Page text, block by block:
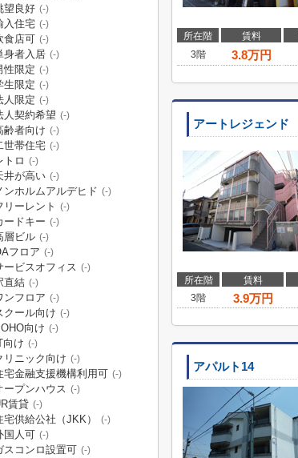
所在階 賃料
3階
3.8万円
アートレジェンド
所在階 賃料
3階
3.9万円
アパルト14
望良好 (-)
入住宅 (-)
食店可 (-)
身者入居 (-)
性限定 (-)
生限定 (-)
人限定 (-)
人契約希望 (-)
齢者向け (-)
世帯住宅 (-)
トロ (-)
井が高い (-)
ンホルムアルデヒド (-)
リーレント (-)
ードキー (-)
層ビル (-)
フロア (-)
ービスオフィス (-)
直結 (-)
ンフロア (-)
クール向け (-)
向け (-)
向け (-)
リニック向け (-)
宅金融支援機構利用可 (-)
ープンハウス (-)
賃貸 (-)
宅供給公社（JKK） (-)
国人可 (-)
スコンロ設置可 (-)